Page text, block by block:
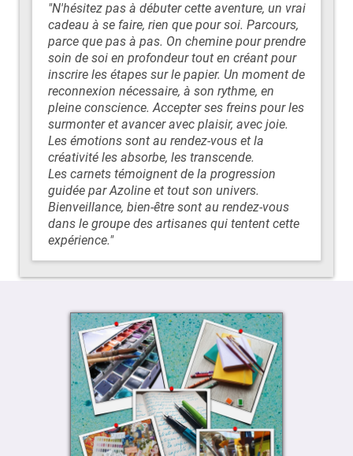
"N'hésitez pas à débuter cette aventure, un vrai
cadeau à se faire, rien que pour soi. Parcours,
parce que pas à pas. On chemine pour prendre
soin de soi en profondeur tout en créant pour
inscrire les étapes sur le papier. Un moment de
reconnexion nécessaire, à son rythme, en
pleine conscience. Accepter ses freins pour les
surmonter et avancer avec plaisir, avec joie.
Les émotions sont au rendez-vous et la
créativité les absorbe, les transcende.
Les carnets témoignent de la progression
guidée par Azoline et tout son univers.
Bienveillance, bien-être sont au rendez-vous
dans le groupe des artisanes qui tentent cette
expérience."